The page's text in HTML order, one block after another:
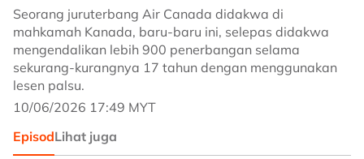
Seorang juruterbang Air Canada didakwa di
mahkamah Kanada, baru-baru ini, selepas didakwa
mengendalikan lebih 900 penerbangan selama
sekurang-kurangnya 17 tahun dengan menggunakan
lesen palsu.
10/06/2026 17:49 MYT
EpisodLihat juga